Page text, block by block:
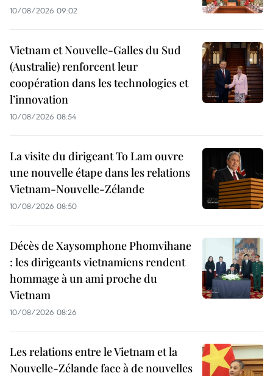
10/08/2026 09:02
Vietnam et Nouvelle-Galles du Sud
(Australie) renforcent leur
coopération dans les technologies et
l’innovation
10/08/2026 08:54
La visite du dirigeant To Lam ouvre
une nouvelle étape dans les relations
Vietnam-Nouvelle-Zélande
10/08/2026 08:50
Décès de Xaysomphone Phomvihane
: les dirigeants vietnamiens rendent
hommage à un ami proche du
Vietnam
10/08/2026 08:26
Les relations entre le Vietnam et la
Nouvelle-Zélande face à de nouvelles